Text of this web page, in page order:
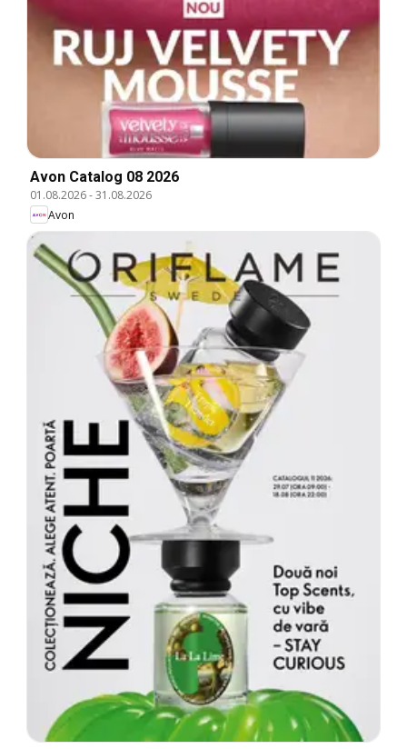
Avon Catalog 08 2026
01.08.2026-31.08.2026
Avon